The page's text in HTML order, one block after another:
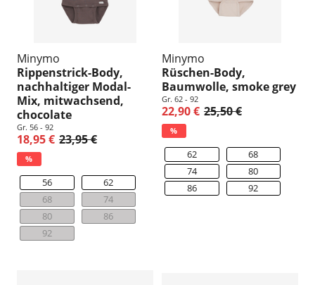
Minymo
Rippenstrick-Body,
nachhaltiger Modal-
Mix, mitwachsend,
chocolate
Gr. 56 - 92
18,95 € 23,95 €
%
56
62
68
74
80
86
92
Minymo
Rüschen-Body,
Baumwolle, smoke grey
Gr. 62 - 92
22,90 € 25,50 €
%
62
68
74
80
86
92